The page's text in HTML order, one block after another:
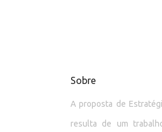
Sobre
A proposta de
resulta de um